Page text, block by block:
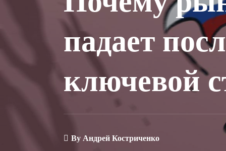
падает
ключевой
By Андрей Костриченко